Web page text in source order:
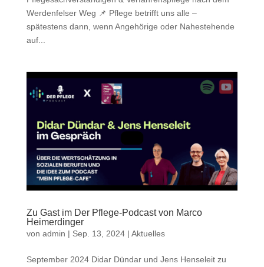
Werdenfelser Weg 📌 Pflege betrifft uns alle –
spätestens dann, wenn Angehörige oder Nahestehende
auf...
Zu Gast im Der Pflege-Podcast von Marco
Heimerdinger
von admin | Sep. 13, 2024| Aktuelles
September 2024 Didar Dündar und Jens Henseleit zu